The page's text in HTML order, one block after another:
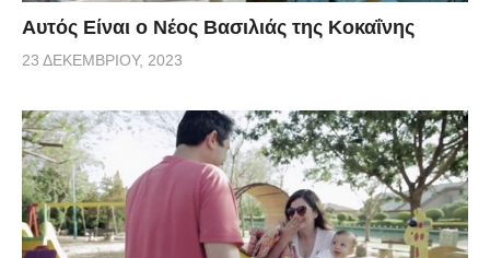
Αυτός Είναι ο Νέος Βασιλιάς της Κοκαΐνης
23 ΔΕΚΕΜΒΡΊΟΥ, 2023